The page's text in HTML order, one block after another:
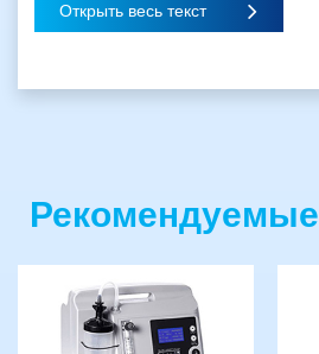
Открыть весь текст
Рекомендуемые